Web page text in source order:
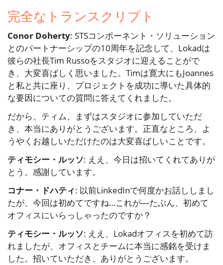
完全なトランスクリプト
Conor Doherty: STSコンポーネント・ソリューション
とのパートナーシップの10周年を記念して、Lokadは
彼らの社長Tim Russoをスタジオに迎えることがで
き、大変喜ばしく思いました。Timは寛大にもJoannes
と私と共に座り、プロジェクトを成功に導いた具体的
な要因についての質問に答えてくれました。
だから、ティム、まずはスタジオに参加していただ
き、本当にありがとうございます。正直なところ、よ
うやくお越しいただけたのは大変喜ばしいことです。
ティモシー・ルッソ: ええ、今日は招いてくれてありが
とう。感謝しています。
コナー・ドハティ: 以前LinkedInで何度かお話ししまし
たが、今回は初めてですね…これが―たぶん、初めて
オフィスにいらっしゃったのですか？
ティモシー・ルッソ: ええ、Lokadオフィスを初めて訪
れましたが、オフィスとチームに本当に感銘を受けま
した。招いていただき、ありがとうございます。